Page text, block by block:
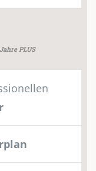
PLUS